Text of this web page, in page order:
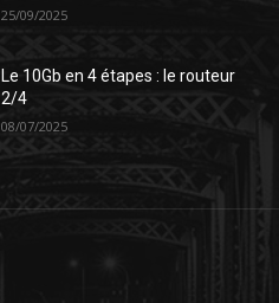
25/09/2025
Le 10Gb en 4 étapes : le routeur
2/4
08/07/2025